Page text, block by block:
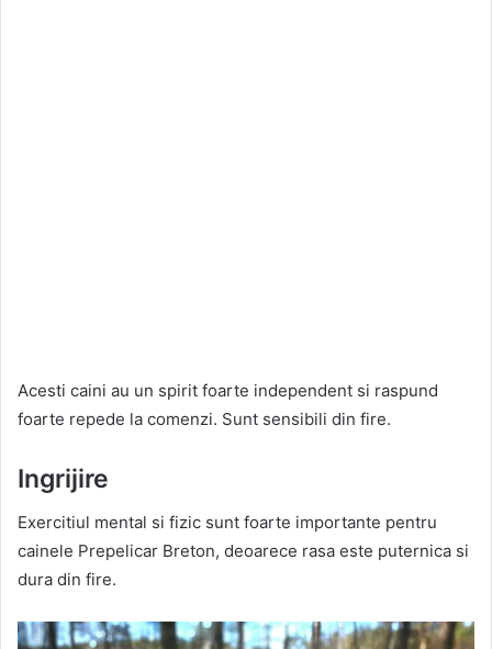
Acesti caini au un spirit foarte independent si raspund
foarte repede la comenzi. Sunt sensibili din fire.
Ingrijire
Exercitiul mental si fizic sunt foarte importante pentru
cainele Prepelicar Breton, deoarece rasa este puternica si
dura din fire.